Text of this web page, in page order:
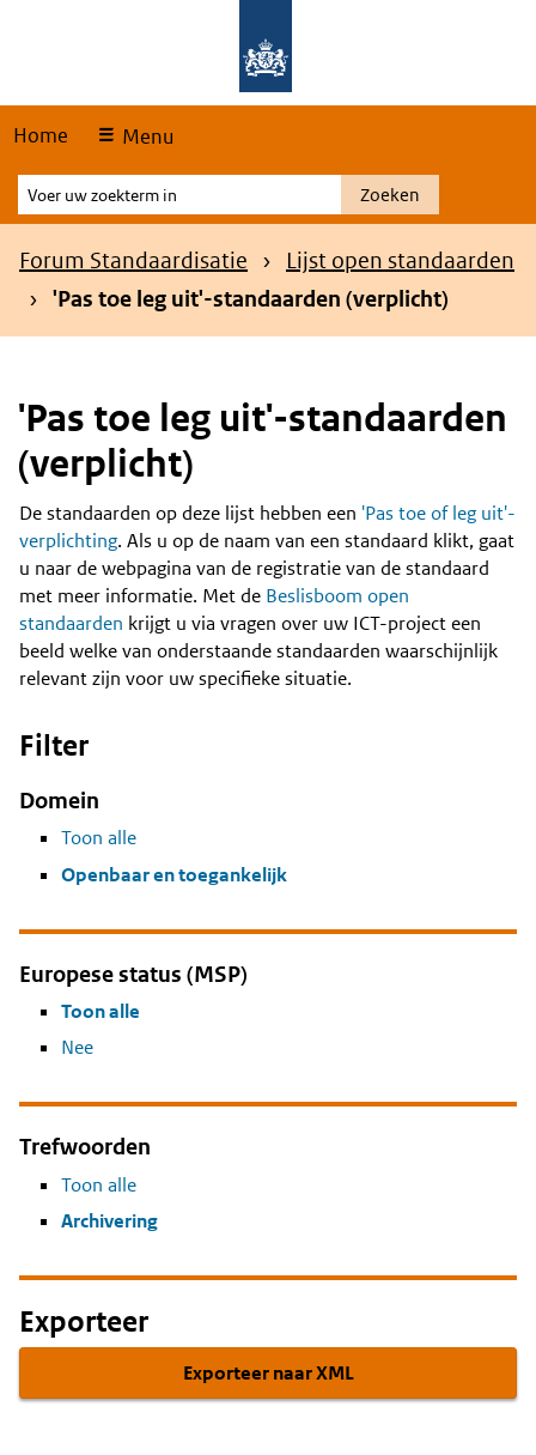
Home Menu
Voer
uw
zoekterm
Zoeken
Kruimelpad
Forum Standaardisatie
Lijst open standaarden
'Pas toe leg uit'-standaarden (verplicht)
'Pas toe leg uit'-standaarden
(verplicht)
Content
De standaarden op deze lijst hebben een 'Pas toe of leg uit'-
verplichting. Als u op de naam van een standaard klikt, gaat
u naar de webpagina van de registratie van de standaard
met meer informatie. Met de Beslisboom open
standaarden krijgt u via vragen over uw ICT-project een
beeld welke van onderstaande standaarden waarschijnlijk
relevant zijn voor uw specifieke situatie.
Filter
Domein
Toon alle
Openbaar en toegankelijk
Europese status (MSP)
Toon alle
Nee
Trefwoorden
Toon alle
Archivering
Exporteer
Exporteer naar XML